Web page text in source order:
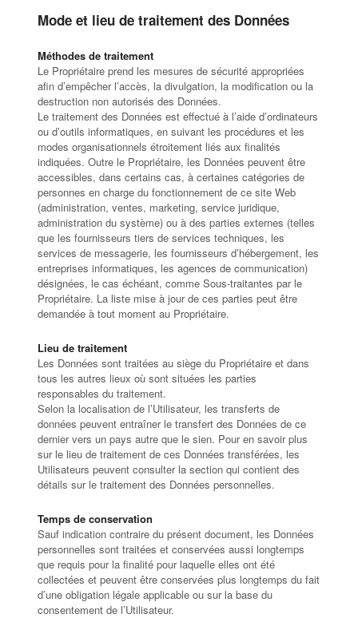
Mode et lieu de traitement des Données
Méthodes de traitement
Le Propriétaire prend les mesures de sécurité appropriées
afin d’empêcher l’accès, la divulgation, la modification ou la
destruction non autorisés des Données.
Le traitement des Données est effectué à l’aide d’ordinateurs
ou d’outils informatiques, en suivant les procédures et les
modes organisationnels étroitement liés aux finalités
indiquées. Outre le Propriétaire, les Données peuvent être
accessibles, dans certains cas, à certaines catégories de
personnes en charge du fonctionnement de ce site Web
(administration, ventes, marketing, service juridique,
administration du système) ou à des parties externes (telles
que les fournisseurs tiers de services techniques, les
services de messagerie, les fournisseurs d’hébergement, les
entreprises informatiques, les agences de communication)
désignées, le cas échéant, comme Sous-traitantes par le
Propriétaire. La liste mise à jour de ces parties peut être
demandée à tout moment au Propriétaire.
Lieu de traitement
Les Données sont traitées au siège du Propriétaire et dans
tous les autres lieux où sont situées les parties
responsables du traitement.
Selon la localisation de l’Utilisateur, les transferts de
données peuvent entraîner le transfert des Données de ce
dernier vers un pays autre que le sien. Pour en savoir plus
sur le lieu de traitement de ces Données transférées, les
Utilisateurs peuvent consulter la section qui contient des
détails sur le traitement des Données personnelles.
Temps de conservation
Sauf indication contraire du présent document, les Données
personnelles sont traitées et conservées aussi longtemps
que requis pour la finalité pour laquelle elles ont été
collectées et peuvent être conservées plus longtemps du fait
d’une obligation légale applicable ou sur la base du
consentement de l’Utilisateur.